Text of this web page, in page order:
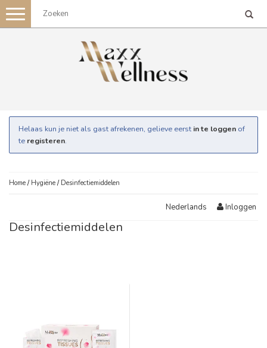
Toggle
navigation
Helaas kun je niet als gast afrekenen, gelieve eerst in te loggen of
te registeren.
Home / Hygiëne / Desinfectiemiddelen
Nederlands Inloggen
Desinfectiemiddelen